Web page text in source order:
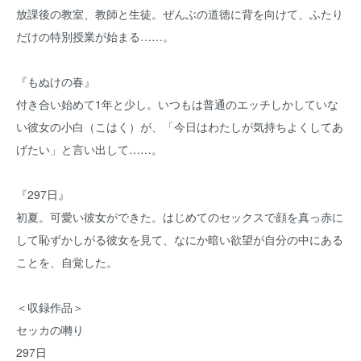
放課後の教室、教師と生徒。ぜんぶの道徳に背を向けて、ふたり
だけの特別授業が始まる……。
『もぬけの春』
付き合い始めて1年と少し。いつもは普通のエッチしかしていな
い彼女の小白（こはく）が、「今日はわたしが気持ちよくしてあ
げたい」と言い出して……。
『297日』
初夏。可愛い彼女ができた。はじめてのセックスで顔を真っ赤に
して恥ずかしがる彼女を見て、なにか暗い欲望が自分の中にある
ことを、自覚した。
＜収録作品＞
セッカの囀り
297日